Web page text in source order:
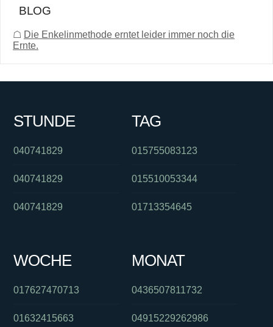
BLOG
☖ Die Enkelinmethode erntet leider immer noch die
Ernte.
STUNDE
040741829
040741829
040741829
TAG
015755083123
015510053344
01713354645
WOCHE
017627470713
01632415663
MONAT
0436507811732
04915229262986